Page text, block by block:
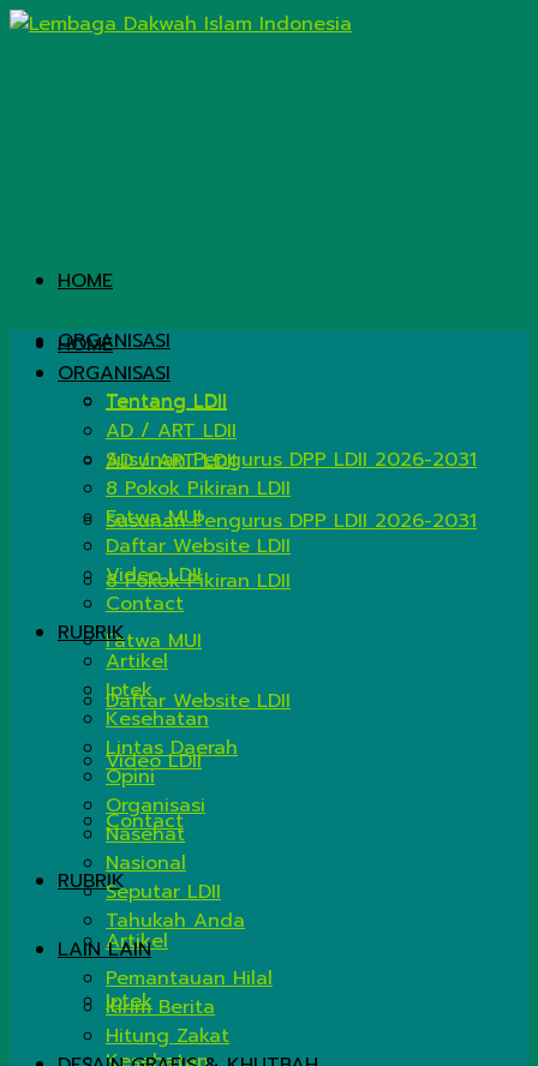
HOME
ORGANISASI
Tentang LDII
AD / ART LDII
Susunan Pengurus DPP LDII 2026-2031
8 Pokok Pikiran LDII
Fatwa MUI
Daftar Website LDII
Video LDII
Contact
RUBRIK
Artikel
Iptek
HOME
ORGANISASI
Tentang LDII
AD / ART LDII
Susunan Pengurus DPP LDII 2026-2031
8 Pokok Pikiran LDII
Fatwa MUI
Daftar Website LDII
Video LDII
Contact
RUBRIK
Artikel
Iptek
Kesehatan
Lintas Daerah
Opini
Organisasi
Nasehat
Nasional
Seputar LDII
Tahukah Anda
LAIN LAIN
Pemantauan Hilal
Kirim Berita
Hitung Zakat